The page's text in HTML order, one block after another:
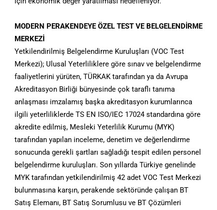
MODERN PERAKENDEYE ÖZEL TEST VE BELGELENDİRME
MERKEZİ
Yetkilendirilmiş Belgelendirme Kuruluşları (VOC Test
Merkezi); Ulusal Yeterliliklere göre sınav ve belgelendirme
faaliyetlerini yürüten, TÜRKAK tarafından ya da Avrupa
Akreditasyon Birliği bünyesinde çok taraflı tanıma
anlaşması imzalamış başka akreditasyon kurumlarınca
ilgili yeterliliklerde TS EN ISO/IEC 17024 standardına göre
akredite edilmiş, Mesleki Yeterlilik Kurumu (MYK)
tarafından yapılan inceleme, denetim ve değerlendirme
sonucunda gerekli şartları sağladığı tespit edilen personel
belgelendirme kuruluşları. Son yıllarda Türkiye genelinde
MYK tarafından yetkilendirilmiş 42 adet VOC Test Merkezi
bulunmasına karşın, perakende sektöründe çalışan BT
Satış Elemanı, BT Satış Sorumlusu ve BT Çözümleri